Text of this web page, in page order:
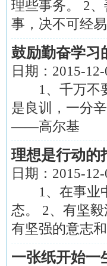
理些事务。 2
事，决不可经
鼓励勤奋学习
日期： 2015-
1、千万不要
是良训，一分
——高尔基
理想是行动的
日期： 2015-
1、在事业中
态。 2、有坚
有坚强的意志
一张纸开始一